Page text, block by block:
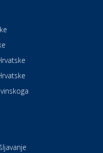
ljekovita